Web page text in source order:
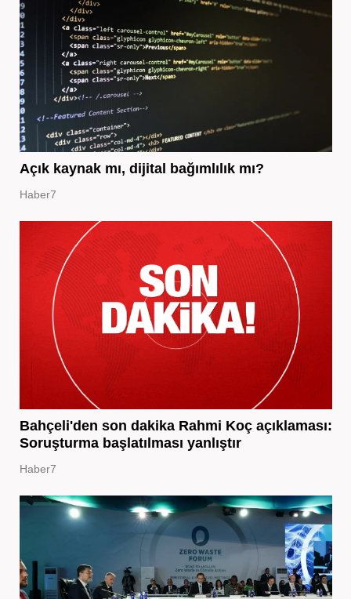
Açık kaynak mı, dijital bağımlılık mı?
Haber7
Bahçeli'den son dakika Rahmi Koç açıklaması:
Soruşturma başlatılması yanlıştır
Haber7